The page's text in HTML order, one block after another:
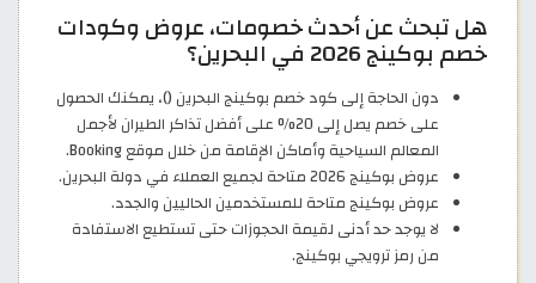
هل تبحث عن أحدث خصومات، عروض وكودات
خصم بوكينج 2026 في البحرين؟
دون الحاجة إلى كود خصم بوكينج البحرين ()، يمكنك الحصول
على خصم يصل إلى 20% على أفضل تذاكر الطيران لأجمل
المعالم السياحية وأماكن الإقامة من خلال موقع Booking.
عروض بوكينج 2026 متاحة لجميع العملاء في دولة البحرين.
عروض بوكينج متاحة للمستخدمين الحاليين والجدد.
لا يوجد حد أدنى لقيمة الحجوزات حتى تستطيع الاستفادة
من رمز ترويجي بوكينج.